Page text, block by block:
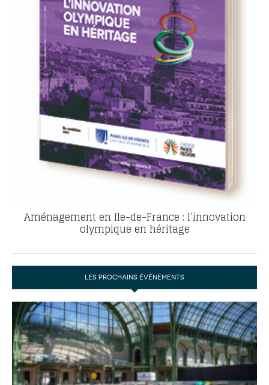
Aménagement en Ile-de-France : l’innovation
olympique en héritage
LES PROCHAINS ÉVÉNEMENTS